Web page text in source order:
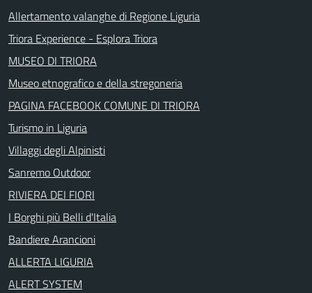
Allertamento valanghe di Regione Liguria
Triora Experience - Esplora Triora
MUSEO DI TRIORA
Museo etnografico e della stregoneria
PAGINA FACEBOOK COMUNE DI TRIORA
Turismo in Liguria
Villaggi degli Alpinisti
Sanremo Outdoor
RIVIERA DEI FIORI
I Borghi più Belli d'Italia
Bandiere Arancioni
ALLERTA LIGURIA
ALERT SYSTEM